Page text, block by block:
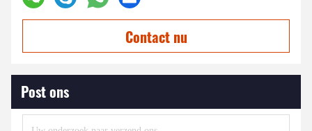
Contact nu
Post ons